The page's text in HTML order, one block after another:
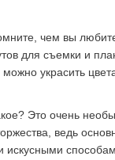
чем вы
для съемки и
можно украсить
Это очень
ведь